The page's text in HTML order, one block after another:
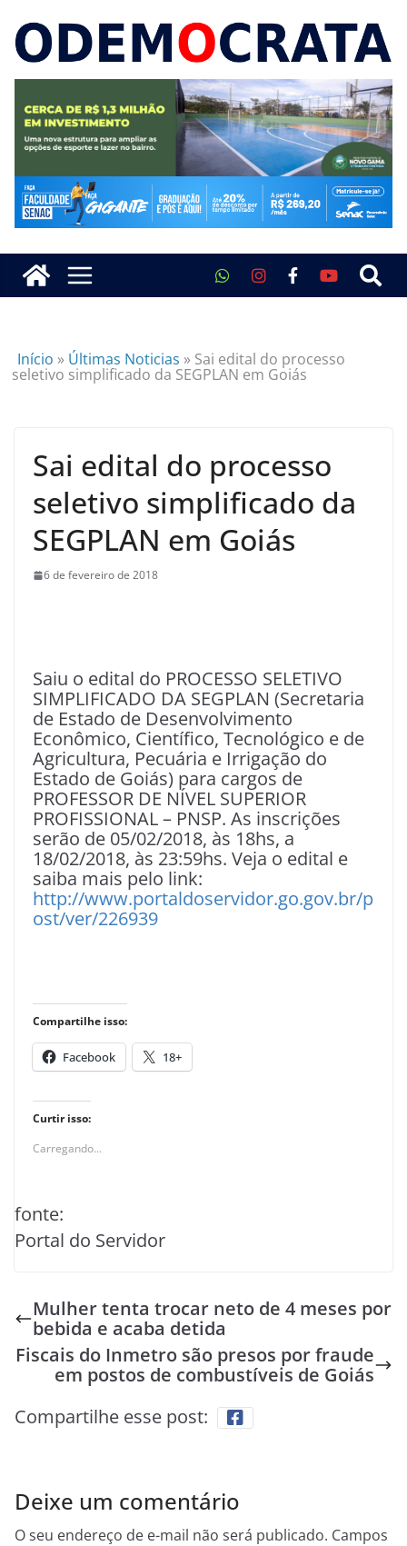
Início » Últimas Noticias » Sai edital do processo
seletivo simplificado da SEGPLAN em Goiás
Sai edital do processo
seletivo simplificado da
SEGPLAN em Goiás
6 de fevereiro de 2018
Saiu o edital do PROCESSO SELETIVO
SIMPLIFICADO DA SEGPLAN (Secretaria
de Estado de Desenvolvimento
Econômico, Científico, Tecnológico e de
Agricultura, Pecuária e Irrigação do
Estado de Goiás) para cargos de
PROFESSOR DE NÍVEL SUPERIOR
PROFISSIONAL – PNSP. As inscrições
serão de 05/02/2018, às 18hs, a
18/02/2018, às 23:59hs. Veja o edital e
saiba mais pelo link:
http://www.portaldoservidor.go.gov.br/p
ost/ver/226939
Compartilhe isso:
Facebook 18+
Curtir isso:
Carregando...
fonte:
Portal do Servidor
Mulher tenta trocar neto de 4 meses por
bebida e acaba detida
Fiscais do Inmetro são presos por fraude
em postos de combustíveis de Goiás
Compartilhe esse post:
Deixe um comentário
O seu endereço de e-mail não será publicado. Campos